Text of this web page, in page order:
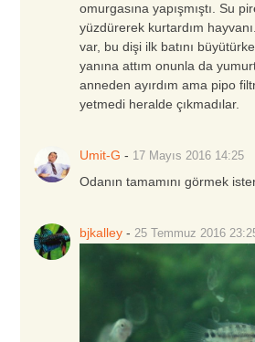
omurgasına yapışmıştı. Su
yüzdürerek kurtardım
var, bu dişi ilk batını
yanına attım onunla da
anneden ayırdım ama pipo
yetmedi heralde çıkmadılar.
Umit-G - 17 Mayıs 2016 14:25
Odanın tamamını görmek
bjkalley -25 Temmuz 2016